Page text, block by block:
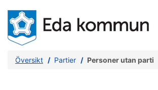
Översikt Partier Personer utan parti